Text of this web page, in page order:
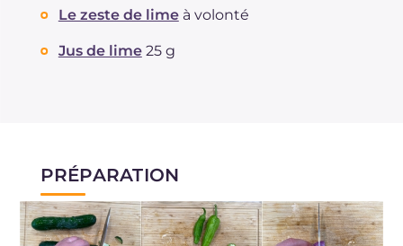
Le zeste de lime à volonté
Jus de lime 25 g
PRÉPARATION